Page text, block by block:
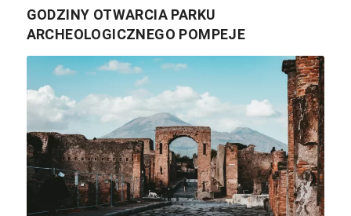
GODZINY OTWARCIA PARKU
ARCHEOLOGICZNEGO POMPEJE